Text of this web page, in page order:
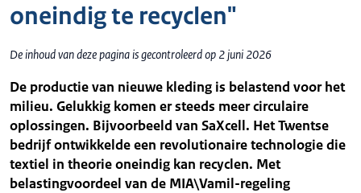
oneindig te recyclen"
De inhoud van deze pagina is gecontroleerd op 2 juni 2026
De productie van nieuwe kleding is belastend voor het
milieu. Gelukkig komen er steeds meer circulaire
oplossingen. Bijvoorbeeld van SaXcell. Het Twentse
bedrijf ontwikkelde een revolutionaire technologie die
textiel in theorie oneindig kan recyclen. Met
belastingvoordeel van de MIA\Vamil-regeling